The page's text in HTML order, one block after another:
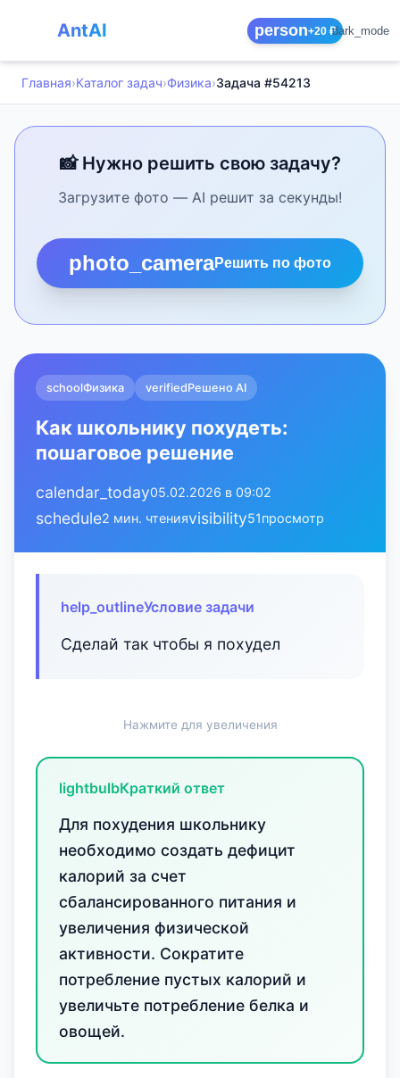
AntAI person+20 ₽dark_mode
Главная›Каталог задач›Физика›Задача #54213
📸 Нужно решить свою задачу?
Загрузите фото — AI решит за секунды!
photo_cameraРешить по фото
schoolФизика verifiedРешено AI
Как школьнику похудеть:
пошаговое решение
calendar_today05.02.2026 в 09:02
schedule2 мин. чтенияvisibility51просмотр
help_outlineУсловие задачи
Сделай так чтобы я похудел
Нажмите для увеличения
lightbulbКраткий ответ
Для похудения школьнику
необходимо создать дефицит
калорий за счет
сбалансированного питания и
увеличения физической
активности. Сократите
потребление пустых калорий и
увеличьте потребление белка и
овощей.